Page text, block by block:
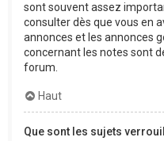
sont souvent assez
consulter dès que vous en
annonces et les annonces
concernant les notes sont
forum.
Haut
Que sont les sujets